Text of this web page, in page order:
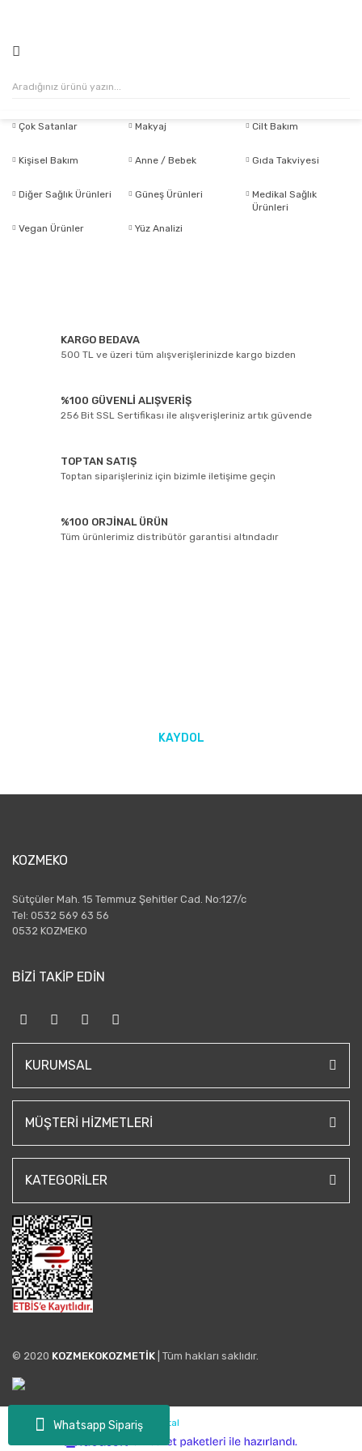
Whatsapp Sipariş
Çok Satanlar Makyaj Cilt Bakım
Kişisel Bakım Anne / Bebek Gıda Takviyesi
Diğer Sağlık Ürünleri Güneş Ürünleri
Medikal Sağlık
Ürünleri
Vegan Ürünler
Yüz Analizi
KARGO BEDAVA
500 TL ve üzeri tüm alışverişlerinizde kargo bizden
%100 GÜVENLİ ALIŞVERİŞ
256 Bit SSL Sertifikası ile alışverişleriniz artık güvende
TOPTAN SATIŞ
Toptan siparişleriniz için bizimle iletişime geçin
%100 ORJİNAL ÜRÜN
Tüm ürünlerimiz distribütör garantisi altındadır
KAYDOL
KOZMEKO
Sütçüler Mah. 15 Temmuz Şehitler Cad. No:127/c
Tel: 0532 569 63 56
0532 KOZMEKO
BİZİ TAKİP EDİN
KURUMSAL
MÜŞTERI HIZMETLERI
KATEGORILER
© 2020 KOZMEKOKOZMETİK | Tüm hakları saklıdır.
e-